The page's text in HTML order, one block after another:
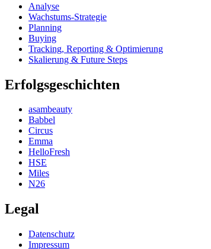
Analyse
Wachstums-Strategie
Planning
Buying
Tracking, Reporting & Optimierung
Skalierung & Future Steps
Erfolgsgeschichten
asambeauty
Babbel
Circus
Emma
HelloFresh
HSE
Miles
N26
Legal
Datenschutz
Impressum